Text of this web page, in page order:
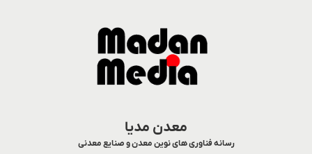
معدن مدیا
رسانه فناوری های نوین معدن و صنایع معدنی